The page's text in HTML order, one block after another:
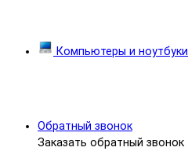
Обратный звонок
Заказать обратный звонок
Компьютеры и ноутбуки